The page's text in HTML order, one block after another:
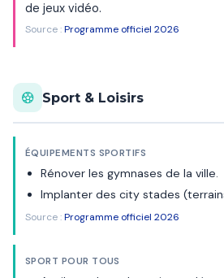
de jeux vidéo.
Source :Programme officiel 2026
Sport & Loisirs
ÉQUIPEMENTS SPORTIFS
Rénover les gymnases de la ville.
Implanter des city stades
Source :Programme officiel 2026
SPORT POUR TOUS